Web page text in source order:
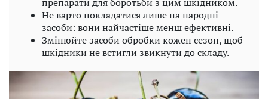
Не варто покладатися лише на народні
засоби: вони найчастіше менш ефективні.
Змінюйте засоби обробки кожен сезон, щоб
шкідники не встигли звикнути до складу.